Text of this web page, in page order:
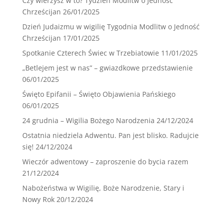
Chrześcijan 26/01/2025
Dzień Judaizmu w wigilię Tygodnia Modlitw o Jedność
Chrześcijan 17/01/2025
Spotkanie Czterech Świec w Trzebiatowie 11/01/2025
„Betlejem jest w nas” – gwiazdkowe przedstawienie
06/01/2025
Święto Epifanii – Święto Objawienia Pańskiego
06/01/2025
24 grudnia – Wigilia Bożego Narodzenia 24/12/2024
Ostatnia niedziela Adwentu. Pan jest blisko. Radujcie
się! 24/12/2024
Wieczór adwentowy – zaproszenie do bycia razem
21/12/2024
Nabożeństwa w Wigilię, Boże Narodzenie, Stary i
Nowy Rok 20/12/2024